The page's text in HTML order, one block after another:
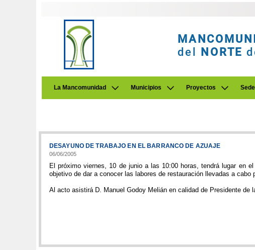
del NORTE
La Mancomunidad Municipios Proyectos
DESAYUNO DE TRABAJO EN EL BARRANCO DE AZUAJE
06/06/2005
El próximo viernes, 10 de junio a las 10:00 horas, tendrá lugar en
objetivo de dar a conocer las labores de restauración llevadas a
Al acto asistirá D. Manuel Godoy Melián en calidad de Presidente de